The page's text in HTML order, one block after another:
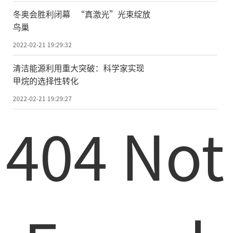
冬奥会胜利闭幕 “真激光”光束绽放
鸟巢
2022-02-21 19:29:32
清洁能源利用重大突破：科学家实现
甲烷的选择性转化
2022-02-21 19:29:27
404 Not